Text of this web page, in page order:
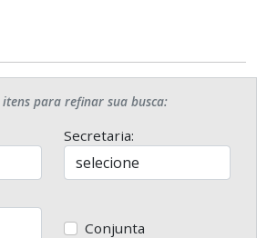
para refinar sua busca:
Secretaria:
Conjunta